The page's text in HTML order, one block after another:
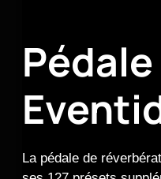
La pédale de